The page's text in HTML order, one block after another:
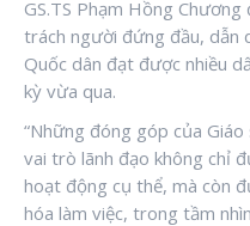
GS.TS Phạm Hồng
trách người đứng đầu, dẫn
Quốc dân đạt được nhiều
kỳ vừa qua.
“Những đóng góp của
vai trò lãnh đạo không chỉ
hoạt động cụ thể, mà còn
hóa làm việc, trong tầm